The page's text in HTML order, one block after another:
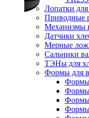
Лопатки
Приводные
Механизмы
Датчики
Мерные
Сальники
ТЭНы для
Формы для
Формы
Формы
Формы
Формы